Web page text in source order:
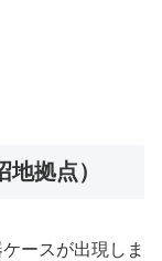
拠点）
ースが出現しま